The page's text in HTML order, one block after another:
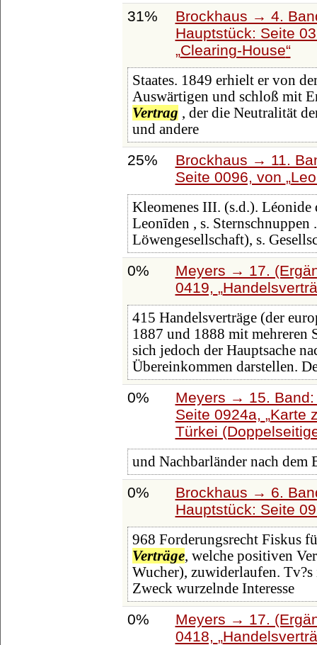
31%
Brockhaus → 4.
Hauptstück: Seite
Clearing-House
Staates. 1849 erhielt er von
Auswärtigen und schloß mit
Vertrag , der die Neutralität
und andere
25%
Brockhaus → 11.
Seite 0096, von
Kleomenes III. (s.d.).
Leonīden , s.
Löwengesellschaft), s.
0%
Meyers → 17.
0419,
415 Handelsverträge (der
1887 und 1888 mit mehreren
sich jedoch der Hauptsache
Übereinkommen darstellen.
0%
Meyers → 15.
Seite 0924a,
Karte
Türkei
und Nachbarländer nach dem
0%
Brockhaus → 6.
Hauptstück: Seite
968 Forderungsrecht Fiskus
Verträge, welche positiven
Wucher), zuwiderlaufen.
Zweck wurzelnde Interesse
0%
Meyers → 17.
0418,